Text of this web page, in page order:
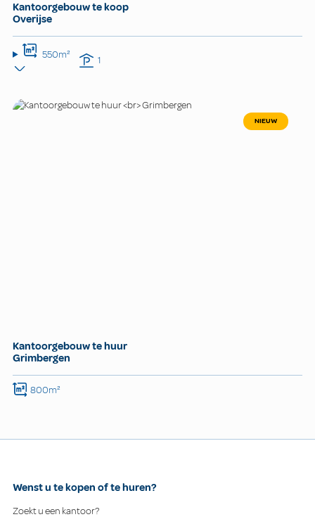
Kantoorgebouw te koop
Overijse
550m² 1
NIEUW
Kantoorgebouw te huur
Grimbergen
800m²
Wenst u te kopen of te huren?
Zoekt u een kantoor?